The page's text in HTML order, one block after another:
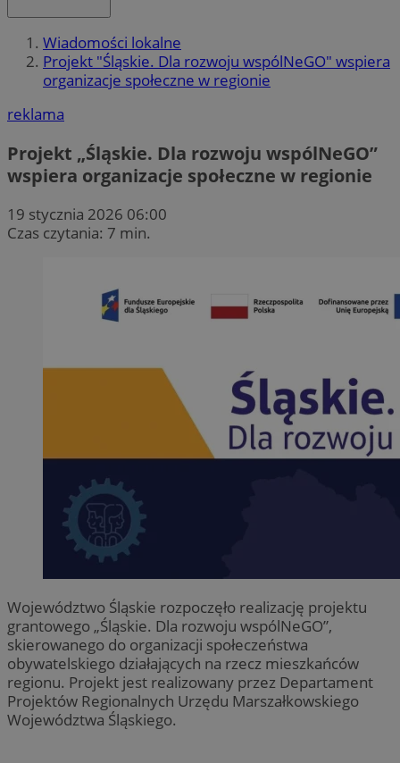
Wiadomości lokalne
Projekt "Śląskie. Dla rozwoju wspólNeGO" wspiera
organizacje społeczne w regionie
reklama
Projekt „Śląskie. Dla rozwoju wspólNeGO”
wspiera organizacje społeczne w regionie
19 stycznia 2026 06:00
Czas czytania: 7 min.
Województwo Śląskie rozpoczęło realizację projektu
grantowego „Śląskie. Dla rozwoju wspólNeGO”,
skierowanego do organizacji społeczeństwa
obywatelskiego działających na rzecz mieszkańców
regionu. Projekt jest realizowany przez Departament
Projektów Regionalnych Urzędu Marszałkowskiego
Województwa Śląskiego.